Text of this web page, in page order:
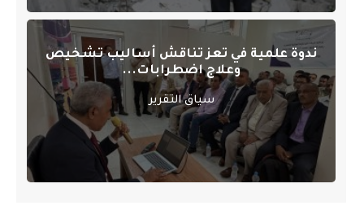
ندوة علمية في تعز تناقش أساليب تشخيص
وعلاج اضطرابات...
سياق التقرير